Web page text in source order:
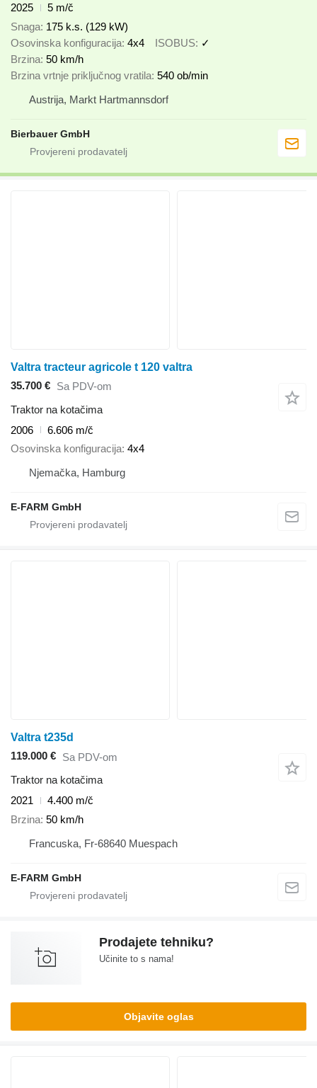
2025
5 m/č
Snaga 175 k.s. (129 kW)
Osovinska konfiguracija 4x4 ISOBUS ✓
Brzina 50 km/h
Brzina vrtnje priključnog vratila 540 ob/min
Austrija, Markt Hartmannsdorf
Bierbauer GmbH
Valtra tracteur agricole t 120 valtra
35.700 € Sa PDV-om
Traktor na kotačima
2006
6.606 m/č
Osovinska konfiguracija 4x4
Njemačka, Hamburg
E-FARM GmbH
Valtra t235d
119.000 € Sa PDV-om
Traktor na kotačima
2021
4.400 m/č
Brzina 50 km/h
Francuska, Fr-68640 Muespach
E-FARM GmbH
Prodajete tehniku?
Učinite to s nama!
Objavite oglas